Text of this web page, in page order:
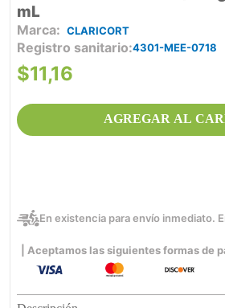
mL
CLARICORT
Registro sanitario 4301-MEE-0718
$11,16
AGREGAR AL
En existencia para envío inmediato.
| Aceptamos las siguientes formas de